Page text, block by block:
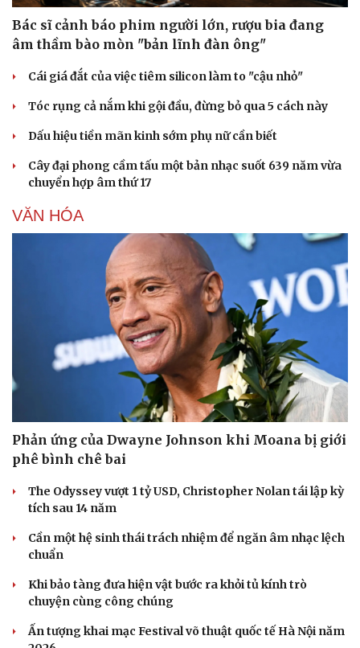
Văn hóa
Sân khấu - Điện ảnh
Âm nhạc
Di sản
Giải trí
Bác sĩ cảnh báo phim người lớn, rượu bia đang
âm thầm bào mòn "bản lĩnh đàn ông"
Cái giá đắt của việc tiêm silicon làm to "cậu nhỏ"
Tóc rụng cả nắm khi gội đầu, đừng bỏ qua 5 cách này
Dấu hiệu tiền mãn kinh sớm phụ nữ cần biết
Cây đại phong cầm tấu một bản nhạc suốt 639 năm vừa
chuyển hợp âm thứ 17
VĂN HÓA
Phản ứng của Dwayne Johnson khi Moana bị giới
phê bình chê bai
The Odyssey vượt 1 tỷ USD, Christopher Nolan tái lập kỳ
tích sau 14 năm
Cần một hệ sinh thái trách nhiệm để ngăn âm nhạc lệch
chuẩn
Khi bảo tàng đưa hiện vật bước ra khỏi tủ kính trò
chuyện cùng công chúng
Ấn tượng khai mạc Festival võ thuật quốc tế Hà Nội năm